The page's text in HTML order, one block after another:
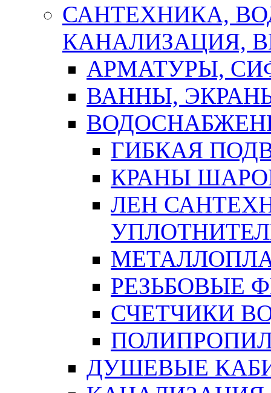
САНТЕХНИКА,
КАНАЛИЗАЦИЯ,
АРМАТУРЫ,
ВАННЫ,
ГИБКАЯ
КРАНЫ
ЛЕН
РЕЗЬБОВЫЕ
СЧЕТЧИКИ
ДУШЕВЫЕ